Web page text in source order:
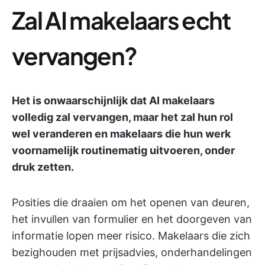
Zal AI makelaars echt
vervangen?
Het is onwaarschijnlijk dat AI makelaars
volledig zal vervangen, maar het zal hun rol
wel veranderen en makelaars die hun werk
voornamelijk routinematig uitvoeren, onder
druk zetten.
Posities die draaien om het openen van deuren,
het invullen van formulier en het doorgeven van
informatie lopen meer risico. Makelaars die zich
bezighouden met prijsadvies, onderhandelingen